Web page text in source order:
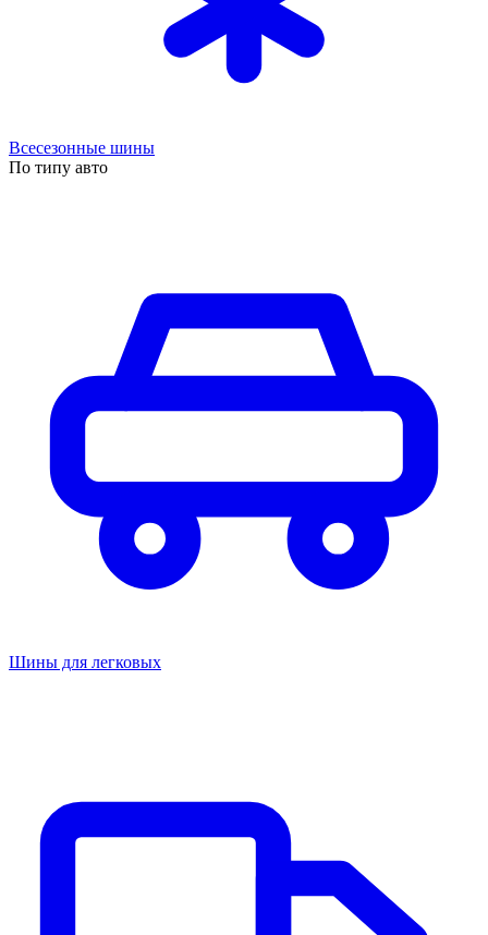
Всесезонные шины
По типу авто
Шины для легковых